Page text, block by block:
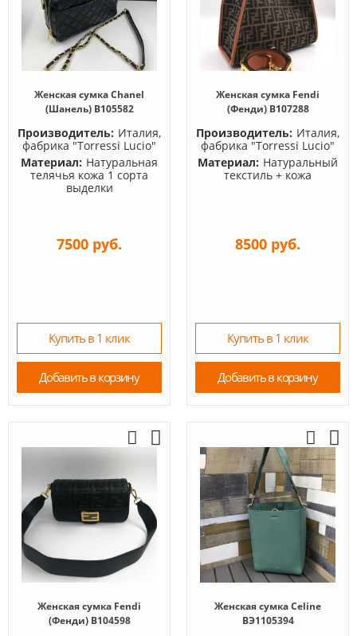
Женская сумка Chanel
(Шанель) B105582
Производитель: Италия,
фабрика "Torressi Lucio"
Материал: Натуральная
телячья кожа 1 сорта
выделки
7500 руб.
Купить в 1 клик
Добавить в корзину
Женская сумка Fendi
(Фенди) B107288
Производитель: Италия,
фабрика "Torressi Lucio"
Материал: Натуральный
текстиль + кожа
8500 руб.
Купить в 1 клик
Добавить в корзину
Женская сумка Fendi
(Фенди) B104598
Женская сумка Celine
BЭ1105394